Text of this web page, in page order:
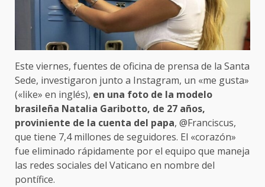
Este viernes, fuentes de oficina de prensa de la Santa
Sede, investigaron junto a Instagram, un «me gusta»
(«like» en inglés), en una foto de la modelo
brasileña Natalia Garibotto, de 27 años,
proviniente de la cuenta del papa, @Franciscus,
que tiene 7,4 millones de seguidores. El «corazón»
fue eliminado rápidamente por el equipo que maneja
las redes sociales del Vaticano en nombre del
pontífice.